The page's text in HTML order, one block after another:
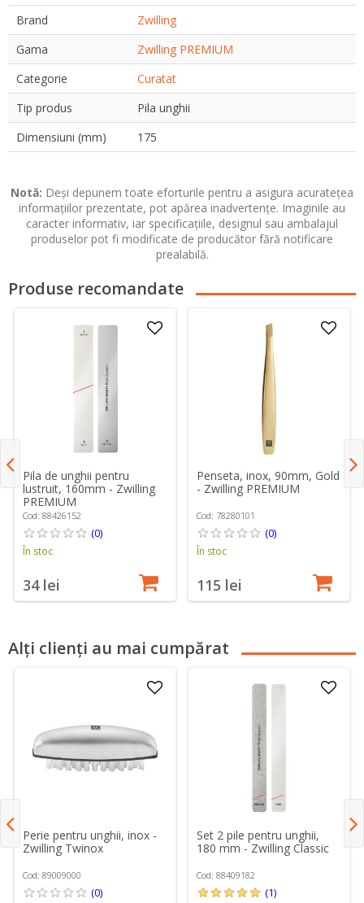
Brand
Zwilling
Gama
Zwilling PREMIUM
Categorie
Curatat
Tip produs
Pila unghii
Dimensiuni (mm)
175
Notă: Deși depunem toate eforturile pentru a asigura acuratețea
informațiilor prezentate, pot apărea inadvertențe. Imaginile au
caracter informativ, iar specificațiile, designul sau ambalajul
produselor pot fi modificate de producător fără notificare
prealabilă.
Produse recomandate
Pila de unghii pentru
lustruit, 160mm - Zwilling
PREMIUM
Cod: 88426152
(0)
În stoc
34 lei
Penseta, inox, 90mm, Gold
- Zwilling PREMIUM
Cod: 78280101
(0)
În stoc
115 lei
Alți clienți au mai cumpărat
Perie pentru unghii, inox -
Zwilling Twinox
Cod: 89009000
(0)
Set 2 pile pentru unghii,
180 mm - Zwilling Classic
Cod: 88409182
(1)